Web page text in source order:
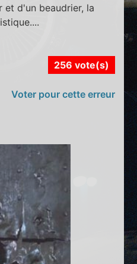
et d'un beaudrier, la
256 vote(s)
Voter pour cette erreur